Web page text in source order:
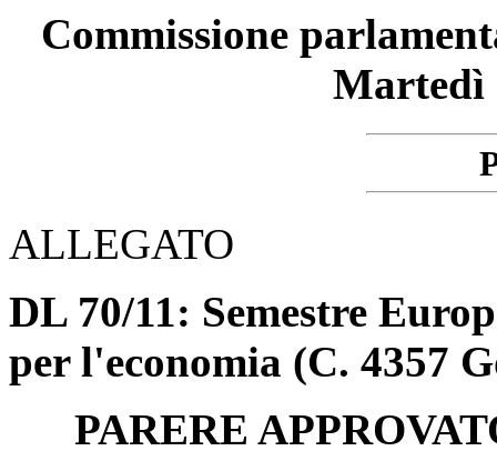
Commissione
Martedì
ALLEGATO
DL 70/11: Semestre
per l'economia (C. 4357
PARERE